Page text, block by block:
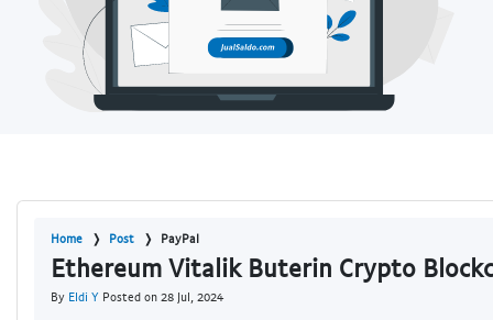
Home Post PayPal
Ethereum Vitalik Buterin Crypto
By Eldi Y Posted on 28 Jul, 2024